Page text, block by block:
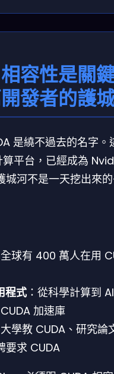
容性是關
發者的護
是繞不過去的名字。
平台，已經成為
城河不是一天挖出來
全球有 400 萬人在用
程式：從科學計算到
加速庫
大學教 CUDA、研究論
要求 CUDA